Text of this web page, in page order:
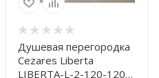
Душевая перегородка
Cezares Liberta
LIBERTA-L-2-120-120-